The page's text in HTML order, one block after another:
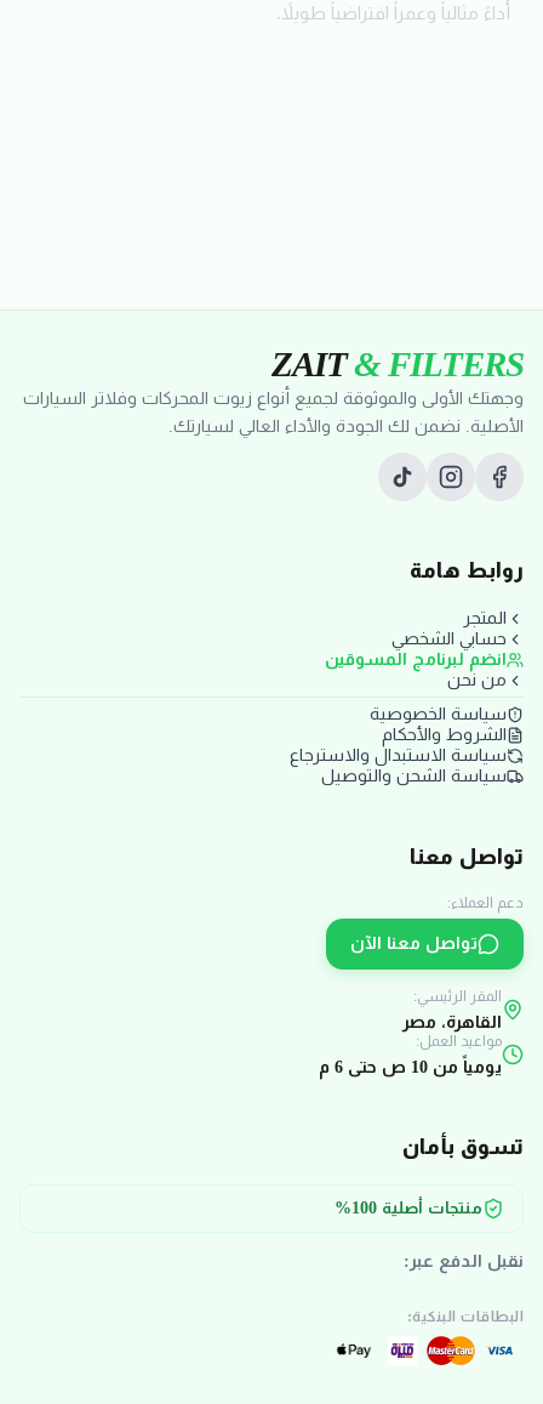
أداءً مثالياً وعمراً افتراضياً طويلاً.
ZAIT& FILTERS
وجهتك الأولى والموثوقة لجميع أنواع زيوت المحركات وفلاتر السيارات
الأصلية. نضمن لك الجودة والأداء العالي لسيارتك.
روابط هامة
المتجر
حسابي الشخصي
انضم لبرنامج المسوقين
من نحن
سياسة الخصوصية
الشروط والأحكام
سياسة الاستبدال والاسترجاع
سياسة الشحن والتوصيل
تواصل معنا
دعم العملاء:
تواصل معنا الآن
المقر الرئيسي:
القاهرة، مصر
مواعيد العمل:
يومياً من 10 ص حتى 6 م
تسوق بأمان
منتجات أصلية 100%
نقبل الدفع عبر:
البطاقات البنكية: